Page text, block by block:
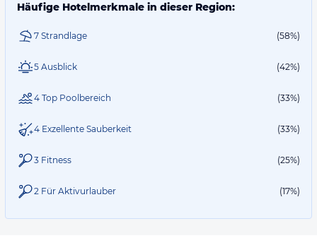
Häufige Hotelmerkmale in dieser Region:
7 Strandlage (58%)
5 Ausblick (42%)
4 Top Poolbereich (33%)
4 Exzellente Sauberkeit (33%)
3 Fitness (25%)
2 Für Aktivurlauber (17%)